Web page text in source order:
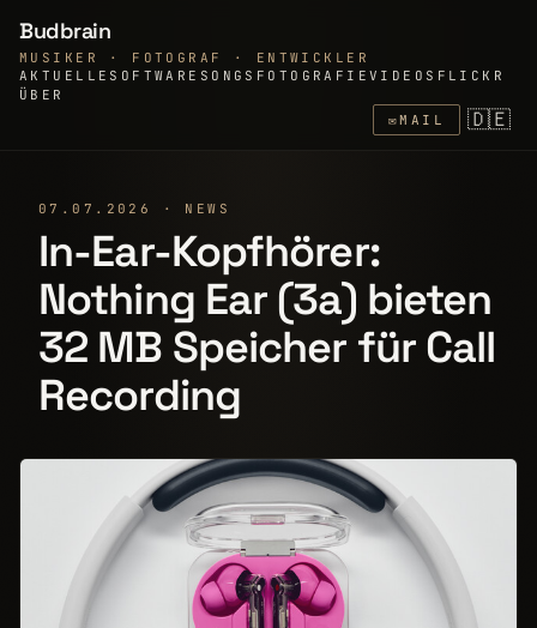
Budbrain
MUSIKER · FOTOGRAF · ENTWICKLER
AKTUELLE SOFTWARE SONGS FOTOGRAFIEVIDEOS FLICKR
ÜBER
✉MAIL 🇩🇪
07.07.2026 · NEWS
In-Ear-Kopfhörer:
Nothing Ear (3a) bieten
32 MB Speicher für Call
Recording